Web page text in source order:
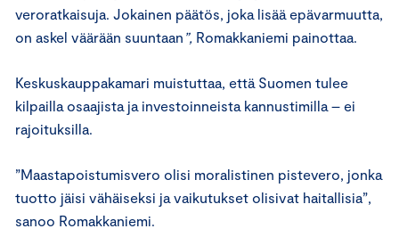
veroratkaisuja. Jokainen päätös, joka lisää epävarmuutta,
on askel väärään suuntaan ”, Romakkaniemi painottaa.
Keskuskauppakamari muistuttaa, että Suomen tulee
kilpailla osaajista ja investoinneista kannustimilla – ei
rajoituksilla.
”Maastapoistumisvero olisi moralistinen pistevero, jonka
tuotto jäisi vähäiseksi ja vaikutukset olisivat haitallisia”,
sanoo Romakkaniemi.